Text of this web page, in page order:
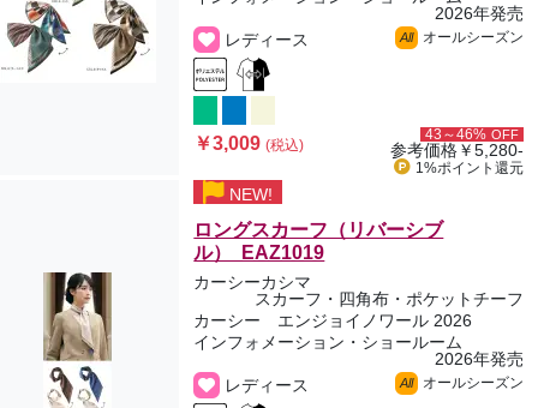
2026年発売
レディース
All オールシーズン
￥3,009(税込)
43～46% OFF
参考価格￥5,280-
1%ポイント 還元
NEW!
ロングスカーフ（リバーシブ
ル） EAZ1019
カーシーカシマ
スカーフ・四角布・ポケットチーフ
カーシー エンジョイノワール 2026
インフォメーション・ショールーム
2026年発売
レディース
All オールシーズン